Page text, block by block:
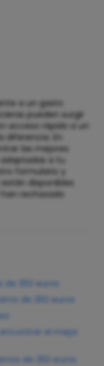
a un gasto
pueden surgir
acceso rápido a un
En
las mejores
a tu
formulario y
disponibles
rechazado
de 250 euros
de 250 euros
el mejor
de 250 euros